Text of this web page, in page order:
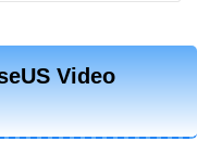
Video